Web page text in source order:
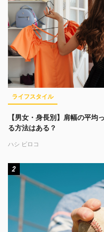
ライフスタイル
【男女・身長別】肩幅の平均
る方法はある？
ハシ ビロコ
2